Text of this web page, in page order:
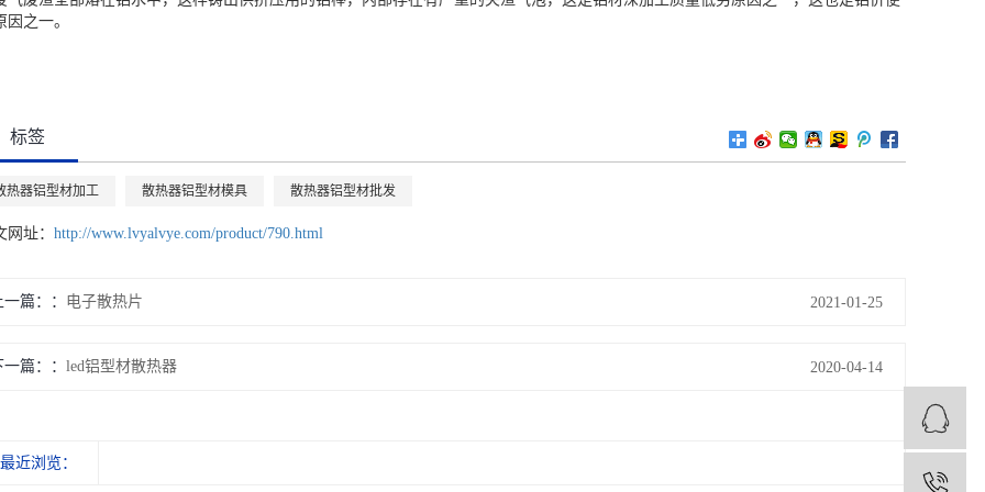
因之一。
标签
热器铝型材加工 散热器铝型材模具 散热器铝型材批发
网址： http://www.lvyalvye.com/product/790.html
篇： 电子散热片 2021-01-25
篇： led铝型材散热器 2020-04-14
最近浏览：